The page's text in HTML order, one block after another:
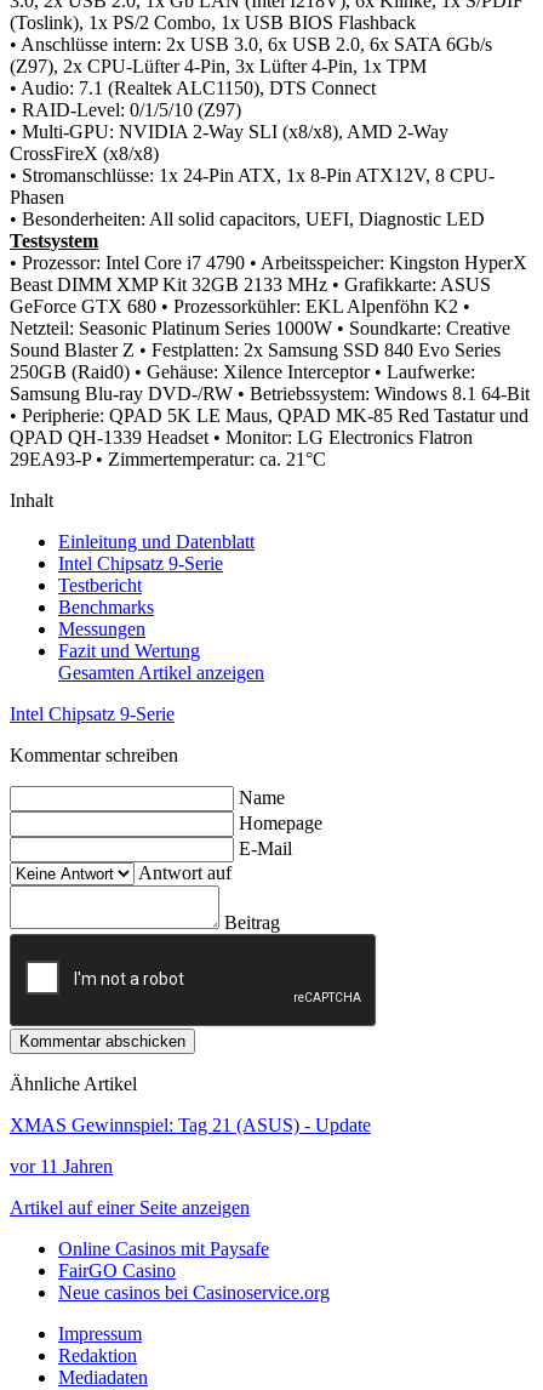
(Toslink), 1x PS/2 Combo, 1x USB BIOS Flashback
• Anschlüsse intern: 2x USB 3.0, 6x USB 2.0, 6x SATA 6Gb/s
(Z97), 2x CPU-Lüfter 4-Pin, 3x Lüfter 4-Pin, 1x TPM
• Audio: 7.1 (Realtek ALC1150), DTS Connect
• RAID-Level: 0/1/5/10 (Z97)
• Multi-GPU: NVIDIA 2-Way SLI (x8/x8), AMD 2-Way
CrossFireX (x8/x8)
• Stromanschlüsse: 1x 24-Pin ATX, 1x 8-Pin ATX12V, 8 CPU-
Phasen
• Besonderheiten: All solid capacitors, UEFI, Diagnostic LED
Testsystem
• Prozessor: Intel Core i7 4790 • Arbeitsspeicher: Kingston HyperX
Beast DIMM XMP Kit 32GB 2133 MHz • Grafikkarte: ASUS
GeForce GTX 680 • Prozessorkühler: EKL Alpenföhn K2 •
Netzteil: Seasonic Platinum Series 1000W • Soundkarte: Creative
Sound Blaster Z • Festplatten: 2x Samsung SSD 840 Evo Series
250GB (Raid0) • Gehäuse: Xilence Interceptor • Laufwerke:
Samsung Blu-ray DVD-/RW • Betriebssystem: Windows 8.1 64-Bit
• Peripherie: QPAD 5K LE Maus, QPAD MK-85 Red Tastatur und
QPAD QH-1339 Headset • Monitor: LG Electronics Flatron
29EA93-P • Zimmertemperatur: ca. 21°C
Inhalt
Einleitung und Datenblatt
Intel Chipsatz 9-Serie
Testbericht
Benchmarks
Messungen
Fazit und Wertung
Gesamten Artikel anzeigen
Intel Chipsatz 9-Serie
Kommentar schreiben
Name
Homepage
E-Mail
Antwort auf
Beitrag
Kommentar abschicken
Ähnliche Artikel
XMAS Gewinnspiel: Tag 21 (ASUS) - Update
vor 11 Jahren
Artikel auf einer Seite anzeigen
Online Casinos mit Paysafe
FairGO Casino
Neue casinos bei Casinoservice.org
Impressum
Redaktion
Mediadaten